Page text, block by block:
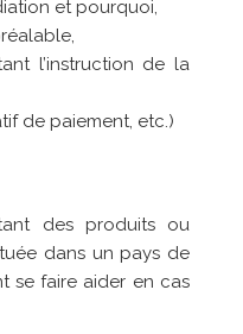
et pourquoi,
l’instruction de la
de paiement, etc.)
des produits ou
dans un pays de
se faire aider en cas